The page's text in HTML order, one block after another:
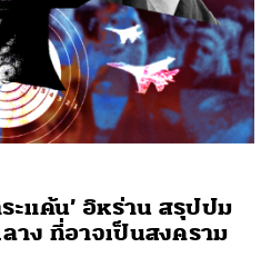
ะแค้น’ อิหร่าน สรุปปม
าง ที่อาจเป็นสงคราม